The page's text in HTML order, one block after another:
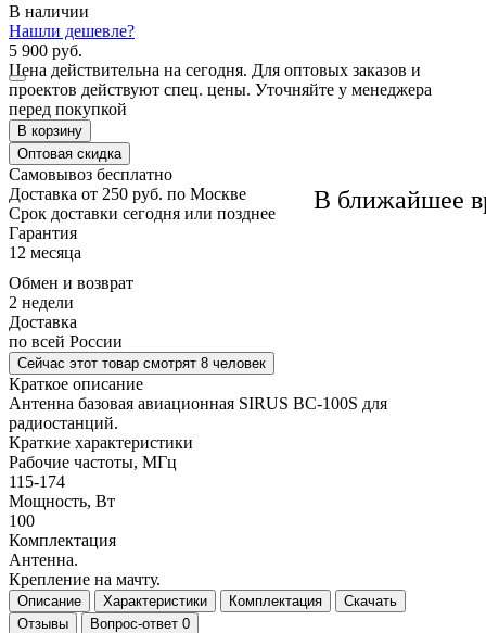
В наличии
Нашли дешевле?
В ближайшее
5 900 руб.
Цена действительна на сегодня. Для оптовых заказов и
проектов действуют спец. цены. Уточняйте у менеджера
перед покупкой
В корзину
Оптовая скидка
Самовывоз бесплатно
Доставка от 250 руб. по Москве
Cрок доставки сегодня или позднее
Гарантия
12 месяца
Обмен и возврат
2 недели
Доставка
по всей России
Сейчас этот товар смотрят 8 человек
Краткое описание
Антенна базовая авиационная SIRUS BC-100S для
радиостанций.
Краткие характеристики
Рабочие частоты, МГц
115-174
Мощность, Вт
100
Комплектация
Антенна.
Крепление на мачту.
Описание Характеристики Комплектация
Скачать
Отзывы
Вопрос-ответ 0